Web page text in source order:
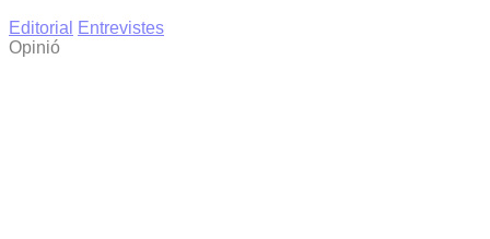
Editorial
Entrevistes
Opinió